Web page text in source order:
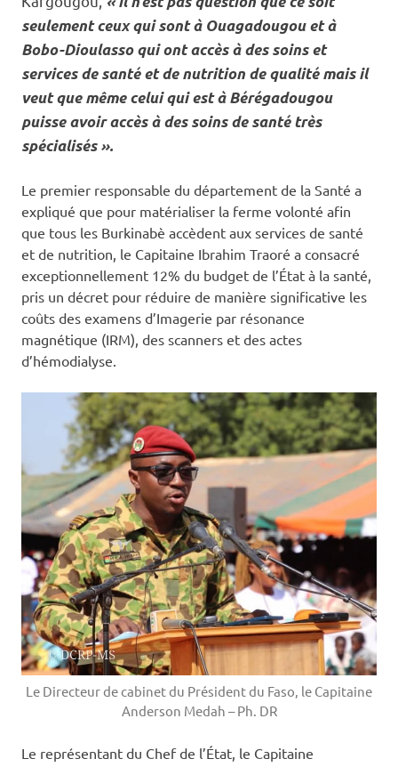
seulement ceux qui sont à Ouagadougou et à
Bobo-Dioulasso qui ont accès à des soins et
services de santé et de nutrition de qualité mais il
veut que même celui qui est à Bérégadougou
puisse avoir accès à des soins de santé très
spécialisés ».
Le premier responsable du département de la Santé a
expliqué que pour matérialiser la ferme volonté afin
que tous les Burkinabè accèdent aux services de santé
et de nutrition, le Capitaine Ibrahim Traoré a consacré
exceptionnellement 12% du budget de l’État à la santé,
pris un décret pour réduire de manière significative les
coûts des examens d’Imagerie par résonance
magnétique (IRM), des scanners et des actes
d’hémodialyse.
Le Directeur de cabinet du Président du Faso, le Capitaine
Anderson Medah – Ph. DR
Le représentant du Chef de l’État, le Capitaine